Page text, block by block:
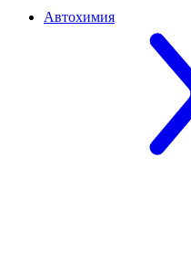
Автохимия